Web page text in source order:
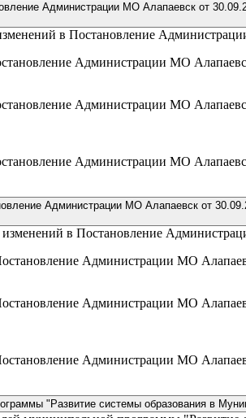
Администрации МО Алапаевск от
в Постановление
Администрации МО
Администрации МО
Администрации МО
Администрации МО Алапаевск от
изменений в Постановление
Администрации МО
Администрации МО
Администрации МО
"Развитие системы образования в